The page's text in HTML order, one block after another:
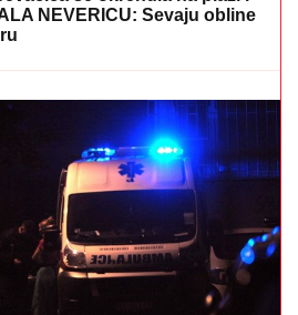
Matora okupila najdraže ljude:
rijaliti učesnici puno srce